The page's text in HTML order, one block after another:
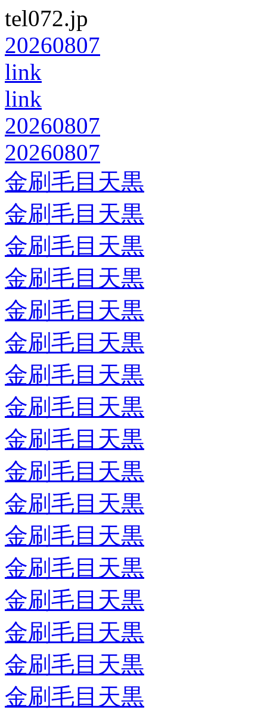
tel072.jp
20260807
link
link
20260807
20260807
金刷毛目天黒
金刷毛目天黒
金刷毛目天黒
金刷毛目天黒
金刷毛目天黒
金刷毛目天黒
金刷毛目天黒
金刷毛目天黒
金刷毛目天黒
金刷毛目天黒
金刷毛目天黒
金刷毛目天黒
金刷毛目天黒
金刷毛目天黒
金刷毛目天黒
金刷毛目天黒
金刷毛目天黒